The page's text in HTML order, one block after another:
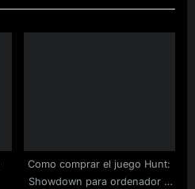
Como comprar el juego Hunt:
Showdown para ordenador a